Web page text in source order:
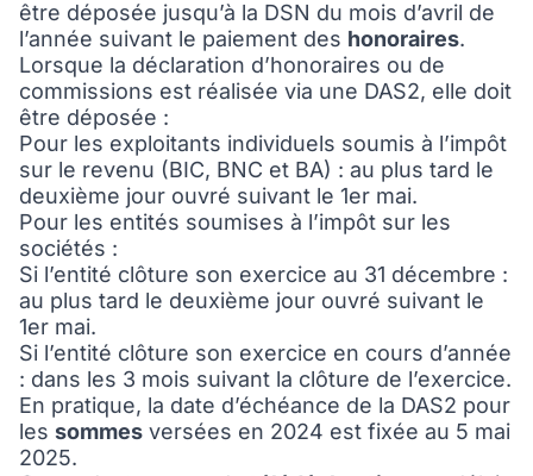
être déposée jusqu’à la DSN du mois d’avril de
l’année suivant le paiement des honoraires.
Lorsque la déclaration d’honoraires ou de
commissions est réalisée via une DAS2, elle doit
être déposée :
Pour les exploitants individuels soumis à l’impôt
sur le revenu (BIC, BNC et BA) : au plus tard le
deuxième jour ouvré suivant le 1er mai.
Pour les entités soumises à l’impôt sur les
sociétés :
Si l’entité clôture son exercice au 31 décembre :
au plus tard le deuxième jour ouvré suivant le
1er mai.
Si l’entité clôture son exercice en cours d’année
: dans les 3 mois suivant la clôture de l’exercice.
En pratique, la date d’échéance de la DAS2 pour
les sommes versées en 2024 est fixée au 5 mai
2025.